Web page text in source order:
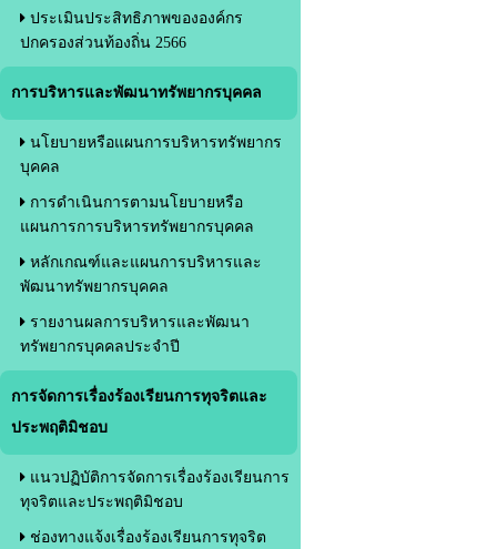
ประเมินประสิทธิภาพขององค์กร
ปกครองส่วนท้องถิ่น 2566
การบริหารและพัฒนาทรัพยากรบุคคล
นโยบายหรือแผนการบริหารทรัพยากร
บุคคล
การดำเนินการตามนโยบายหรือ
แผนการการบริหารทรัพยากรบุคคล
หลักเกณฑ์และแผนการบริหารและ
พัฒนาทรัพยากรบุคคล
รายงานผลการบริหารและพัฒนา
ทรัพยากรบุคคลประจำปี
การจัดการเรื่องร้องเรียนการทุจริตและ
ประพฤติมิชอบ
แนวปฏิบัติการจัดการเรื่องร้องเรียนการ
ทุจริตและประพฤติมิชอบ
ช่องทางแจ้งเรื่องร้องเรียนการทุจริต